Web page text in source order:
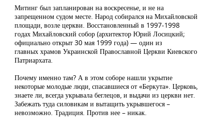
Митинг был запланирован на воскресенье, и не на
запрещенном судом месте. Народ собирался на Михайловской
площади, возле церкви. Восстановленный в 1997-1998
годах Михайловский собор (архитектор Юрий Лосицкий;
официально открыт 30 мая 1999 года) — один из
главных храмов Украинской Православной Церкви Киевского
Патриархата.
Почему именно там? А в этом соборе нашли укрытие
некоторые молодые люди, спасавшиеся от «Беркута». Церковь,
знаете ли, всегда укрывала беглецов, и выдачи из церкви нет.
Забежать туда силовикам и вытащить укрывшегося –
невозможно. Традиция. Против нее – никак.